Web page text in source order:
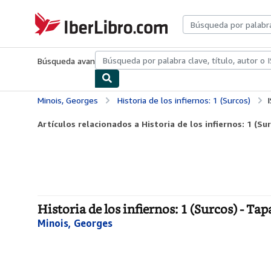
IberLibro.com
Búsqueda avanzadaColecciones Libros antiguosArte y
Minois, Georges Historia de los infiernos: 1 (Surcos)
Artículos relacionados a Historia de los infiernos: 1
Historia de los infiernos: 1 (Surcos) -
Minois, Georges